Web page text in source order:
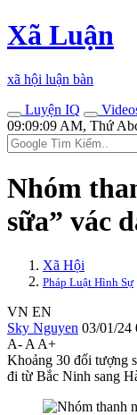
Xã Luận
xã hội luận bàn
Luyện IQ
09:09:09 AM, Thứ
Nhóm
sữa” vác
Xã Hội
Pháp Luật Hình Sự
VN EN
Sky Nguyen 03/01/24
A- A A+
Khoảng 30 đối tượng
đi từ Bắc Ninh sang